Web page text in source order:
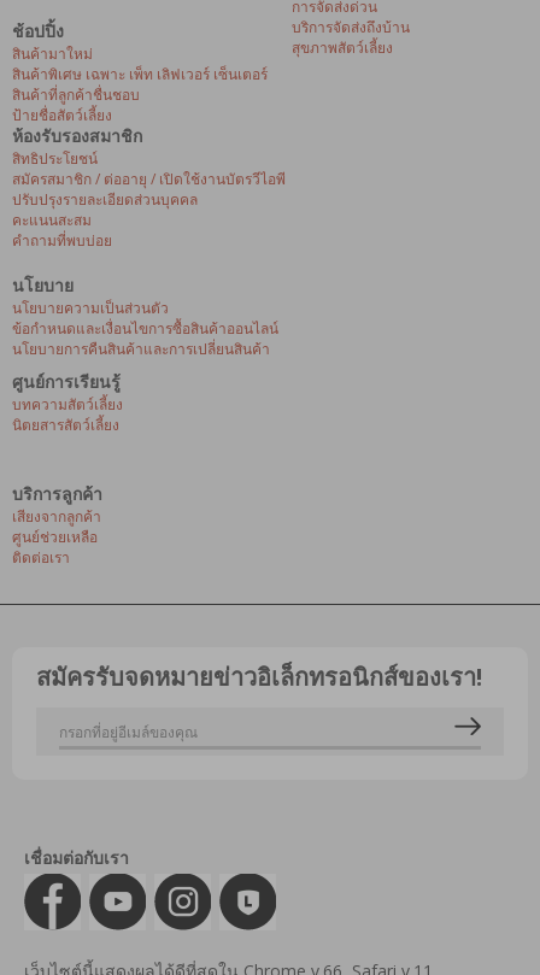
ช้อปปิ้ง
สินค้ามาใหม่
สินค้าพิเศษ เฉพาะ เพ็ท เลิฟเวอร์ เซ็นเตอร์
สินค้าที่ลูกค้าชื่นชอบ
ป้ายชื่อสัตว์เลี้ยง
การจัดส่งด่วน
บริการจัดส่งถึงบ้าน
สุขภาพสัตว์เลี้ยง
ห้องรับรองสมาชิก
สิทธิประโยชน์
สมัครสมาชิก / ต่ออายุ / เปิดใช้งานบัตรวีไอพี
ปรับปรุงรายละเอียดส่วนบุคคล
คะแนนสะสม
คำถามที่พบบ่อย
นโยบาย
นโยบายความเป็นส่วนตัว
ข้อกำหนดและเงื่อนไขการซื้อสินค้าออนไลน์
นโยบายการคืนสินค้าและการเปลี่ยนสินค้า
ศูนย์การเรียนรู้
บทความสัตว์เลี้ยง
นิตยสารสัตว์เลี้ยง
บริการลูกค้า
เสียงจากลูกค้า
ศูนย์ช่วยเหลือ
ติดต่อเรา
สมัครรับจดหมายข่าวอิเล็กทรอนิกส์ของเรา!
เชื่อมต่อกับเรา